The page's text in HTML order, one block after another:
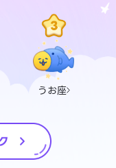
うお座